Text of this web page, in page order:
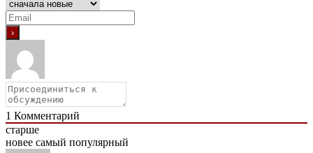
1 Комментарий
старше
новее самый популярный